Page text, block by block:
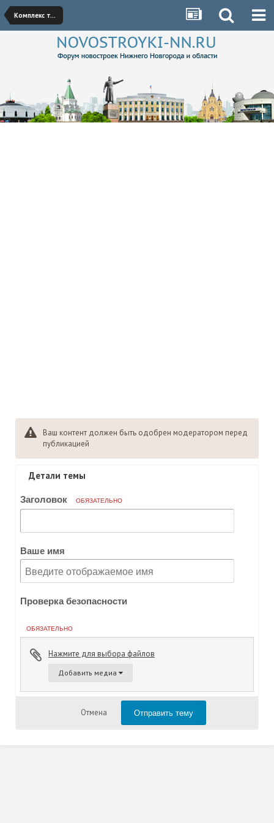
Комплекс трамплинов
Ваш контент должен быть одобрен модератором перед
публикацией
Детали темы
Заголовок ОБЯЗАТЕЛЬНО
Ваше имя
Проверка безопасности
ОБЯЗАТЕЛЬНО
Нажмите для выбора файлов
Добавить медиа
Отмена Отправить тему